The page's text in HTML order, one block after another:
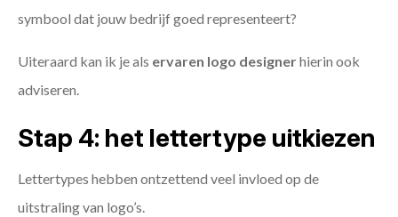
symbool dat jouw bedrijf goed representeert?
Uiteraard kan ik je als ervaren logo designerhierin ook
adviseren.
Stap 4: het lettertype uitkiezen
Lettertypes hebben ontzettend veel invloed op de
uitstraling van logo’s.